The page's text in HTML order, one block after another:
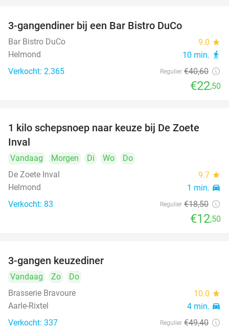
3-gangendiner bij een Bar Bistro DuCo
Bar Bistro DuCo 9.0 star
Helmond 10 min. directions_walk
Verkocht: 2.365 Regulier €40,60
€22,50
32%
1 kilo schepsnoep naar keuze bij De Zoete
Inval
Vandaag Morgen Di Wo
Do
De Zoete Inval
9.7 star
Helmond 1 min. directions_car
Verkocht: 83 Regulier €18,50
€12,50
3-gangen keuzediner
Vandaag Zo
Do
Brasserie Bravoure
10.0 star
Aarle-Rixtel 4 min. directions_car
Verkocht: 337 Regulier €49,40